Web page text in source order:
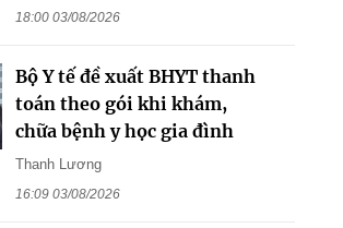
18:00 03/08/2026
Bộ Y tế đề xuất BHYT thanh
toán theo gói khi khám,
chữa bệnh y học gia đình
Thanh Lương
16:09 03/08/2026